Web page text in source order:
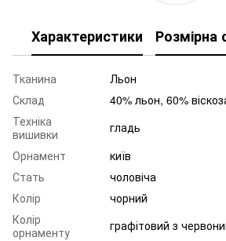
Характеристики Розмірна
Тканина
Льон
Склад
40% льон, 60%
Техніка
вишивки
гладь
Орнамент
київ
Стать
чоловіча
Колір
чорний
Колір
орнаменту
графітовий з